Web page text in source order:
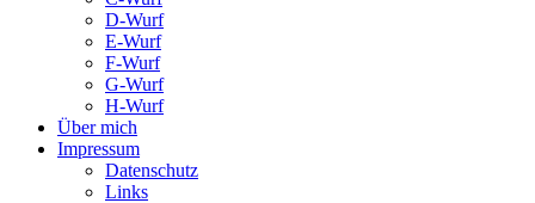
D-Wurf
E-Wurf
F-Wurf
G-Wurf
H-Wurf
Über mich
Impressum
Datenschutz
Links